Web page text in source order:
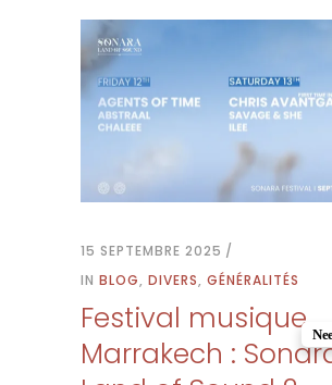
15 SEPTEMBRE 2025
IN BLOG, DIVERS, GÉNÉRALITÉS
Festival musique
Marrakech :